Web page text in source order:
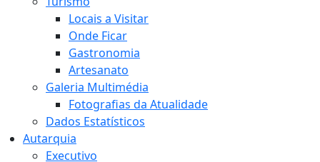
Locais a Visitar
Onde Ficar
Gastronomia
Artesanato
Galeria Multimédia
Fotografias da Atualidade
Dados Estatísticos
Autarquia
Executivo